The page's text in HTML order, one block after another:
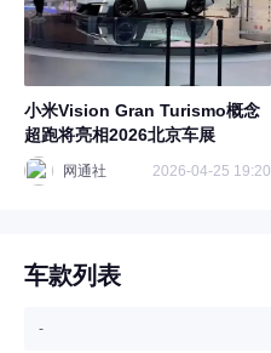
小米Vision Gran Turismo概念
超跑将亮相2026北京车展
网通社 2026-04-25 19:20
车款列表
-